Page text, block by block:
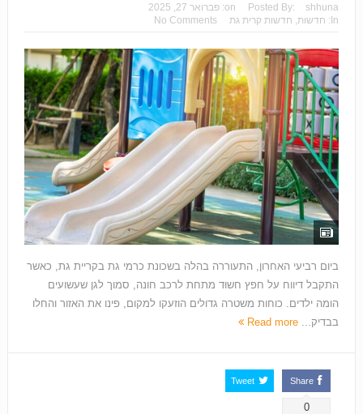
Posted By: shhuna
on: פברואר 27, 2025
In:
חדשות, חדשות קרית גת No Comments
ביום רביעי האחרון, התעוררה בהלה בשכונת כרמי גת בקריית גת, כאשר
התקבל דיווח על חפץ חשוד מתחת לרכב חונה, סמוך לגן שעשועים
הומה ילדים. כוחות משטרה גדולים הוזעקו למקום, פינו את האזור והחלו
בבדיק... Read more
Share
0
Tweet